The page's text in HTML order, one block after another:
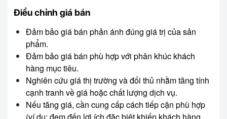
Điều chỉnh giá bán
Đảm bảo giá bán phản ánh đúng giá trị của sản
phẩm.
Đảm bảo giá bán phù hợp với phân khúc khách
hàng mục tiêu.
Nghiên cứu giá thị trường và đối thủ nhằm tăng tính
cạnh tranh về giá hoặc chất lượng dịch vụ.
Nếu tăng giá, cần cung cấp cách tiếp cận phù hợp